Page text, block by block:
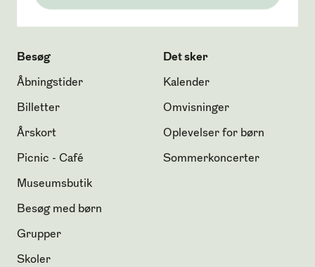
Besøg
Åbningstider
Billetter
Årskort
Picnic - Café
Museumsbutik
Besøg med børn
Grupper
Skoler
Det sker
Kalender
Omvisninger
Oplevelser for børn
Sommerkoncerter